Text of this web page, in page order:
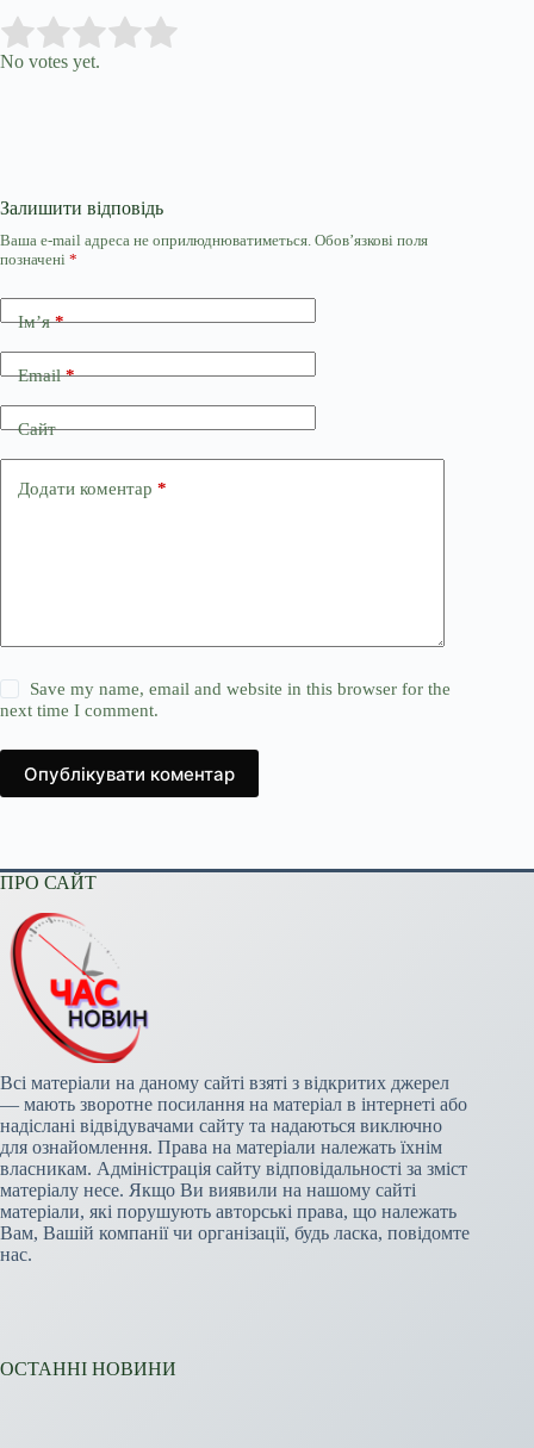
Rate this item:
No votes yet.
Залишити відповідь
Ваша e-mail адреса не оприлюднюватиметься. Обов’язкові поля
позначені *
Ім’я*
Email*
Сайт
Додати коментар *
Save my name, email and website in this browser for the
next time I comment.
Опублікувати коментар
ПРО САЙТ
Всі матеріали на даному сайті взяті з відкритих джерел
— мають зворотне посилання на матеріал в інтернеті або
надіслані відвідувачами сайту та надаються виключно
для ознайомлення. Права на матеріали належать їхнім
власникам. Адміністрація сайту відповідальності за зміст
матеріалу несе. Якщо Ви виявили на нашому сайті
матеріали, які порушують авторські права, що належать
Вам, Вашій компанії чи організації, будь ласка, повідомте
нас.
ОСТАННІ НОВИНИ